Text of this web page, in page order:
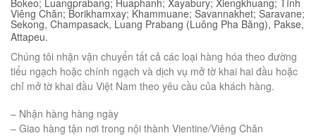
Bokeo; Luangprabang; Huaphanh; Xayabury; Xiengkhuang; Tỉnh
Viêng Chăn; Borikhamxay; Khammuane; Savannakhet; Saravane;
Sekong, Champasack, Luang Prabang (Luông Pha Băng), Pakse,
Attapeu.
Chúng tôi nhận vận chuyển tất cả các loại hàng hóa theo đường
tiểu ngạch hoặc chính ngạch và dịch vụ mở tờ khai hai đầu hoặc
chỉ mở tờ khai đầu Việt Nam theo yêu cầu của khách hàng.
– Nhận hàng hàng ngày
– Giao hàng tận nơi trong nội thành Vientine/Viêng Chăn